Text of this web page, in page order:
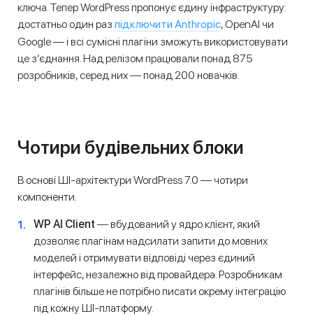
ключа. Тепер WordPress пропонує єдину інфраструктуру:
достатньо один раз підключити Anthropic, OpenAI чи
Google — і всі сумісні плагіни зможуть використовувати
це з’єднання. Над релізом працювали понад 875
розробників, серед них — понад 200 новачків.
Чотири будівельних блоки
В основі ШІ-архітектури WordPress 7.0 — чотири
компоненти.
WP AI Client — вбудований у ядро клієнт, який
дозволяє плагінам надсилати запити до мовних
моделей і отримувати відповіді через єдиний
інтерфейс, незалежно від провайдера. Розробникам
плагінів більше не потрібно писати окрему інтеграцію
під кожну ШІ-платформу.